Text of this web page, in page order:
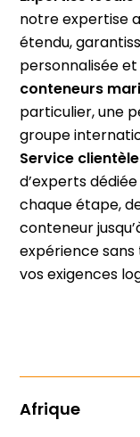
notre expertise
étendu,
personnalisée
conteneurs
particulier, une
groupe
Service
d’experts
chaque étape,
conteneur
expérience
vos exigences
Afrique